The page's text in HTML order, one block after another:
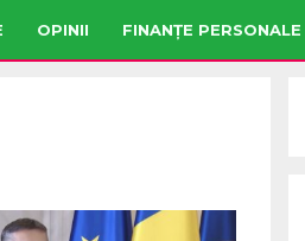
OPINII FINANȚE PERSONALE